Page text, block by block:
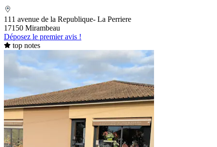
111 avenue de la Republique- La Perriere
17150 Mirambeau
Déposez le premier avis !
top notes